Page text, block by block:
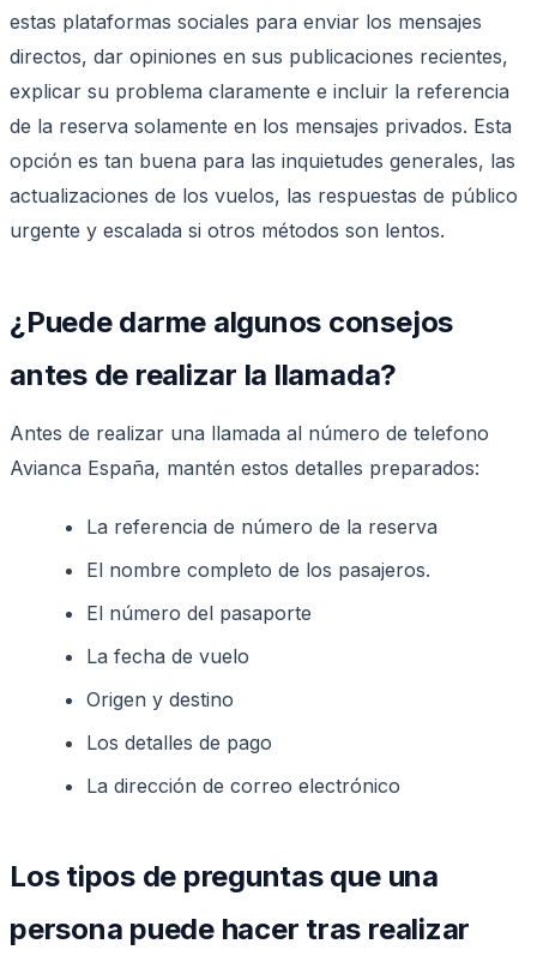
estas plataformas sociales para enviar los mensajes
directos, dar opiniones en sus publicaciones recientes,
explicar su problema claramente e incluir la referencia
de la reserva solamente en los mensajes privados. Esta
opción es tan buena para las inquietudes generales, las
actualizaciones de los vuelos, las respuestas de público
urgente y escalada si otros métodos son lentos.
¿Puede darme algunos consejos
antes de realizar la llamada?
Antes de realizar una llamada al número de telefono
Avianca España, mantén estos detalles preparados:
La referencia de número de la reserva
El nombre completo de los pasajeros.
El número del pasaporte
La fecha de vuelo
Origen y destino
Los detalles de pago
La dirección de correo electrónico
Los tipos de preguntas que una
persona puede hacer tras realizar